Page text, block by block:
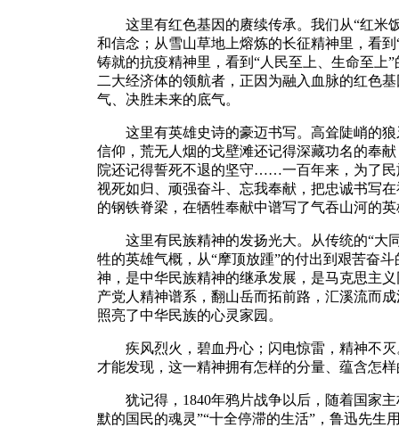
这里有红色基因的赓续传承。我们从“红米饭
和信念；从雪山草地上熔炼的长征精神里，看
铸就的抗疫精神里，看到“人民至上、生命至
二大经济体的领航者，正因为融入血脉的红色
气、决胜未来的底气。
这里有英雄史诗的豪迈书写。高耸陡峭的狼
信仰，荒无人烟的戈壁滩还记得深藏功名的奉
院还记得誓死不退的坚守……一百年来，为了
视死如归、顽强奋斗、忘我奉献，把忠诚书写
的钢铁脊梁，在牺牲奉献中谱写了气吞山河的
这里有民族精神的发扬光大。从传统的“大同
牲的英雄气概，从“摩顶放踵”的付出到艰苦奋
神，是中华民族精神的继承发展，是马克思主
产党人精神谱系，翻山岳而拓前路，汇溪流而
照亮了中华民族的心灵家园。
疾风烈火，碧血丹心；闪电惊雷，精神不灭
才能发现，这一精神拥有怎样的分量、蕴含怎
犹记得，1840年鸦片战争以后，随着国家主
默的国民的魂灵”“十全停滞的生活”，鲁迅先生